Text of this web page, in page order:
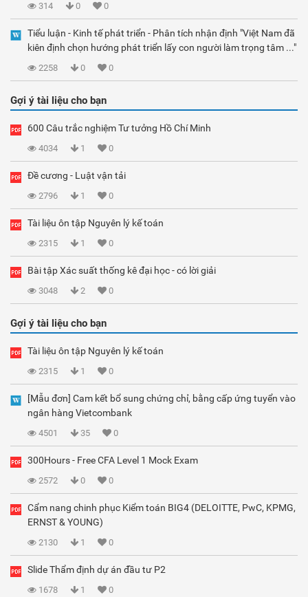
314 0 0
Tiểu luận - Kinh tế phát triển - Phân tích nhận định "Việt Nam đã
kiên định chọn hướng phát triển lấy con người làm trọng tâm ..."
2258 0 0
Gợi ý tài liệu cho bạn
600 Câu trắc nghiệm Tư tưởng Hồ Chí Minh
4034 1 0
Đề cương - Luật vận tải
2796 1 0
Tài liệu ôn tập Nguyên lý kế toán
2315 1 0
Bài tập Xác suất thống kê đại học - có lời giải
3048 2 0
Gợi ý tài liệu cho bạn
Tài liệu ôn tập Nguyên lý kế toán
2315 1 0
[Mẫu đơn] Cam kết bổ sung chứng chỉ, bằng cấp ứng tuyển vào
ngân hàng Vietcombank
4501 35 0
300Hours - Free CFA Level 1 Mock Exam
2572 0 0
Cẩm nang chinh phục Kiểm toán BIG4 (DELOITTE, PwC, KPMG,
ERNST & YOUNG)
2130 1 0
Slide Thẩm định dự án đầu tư P2
1678 1 0